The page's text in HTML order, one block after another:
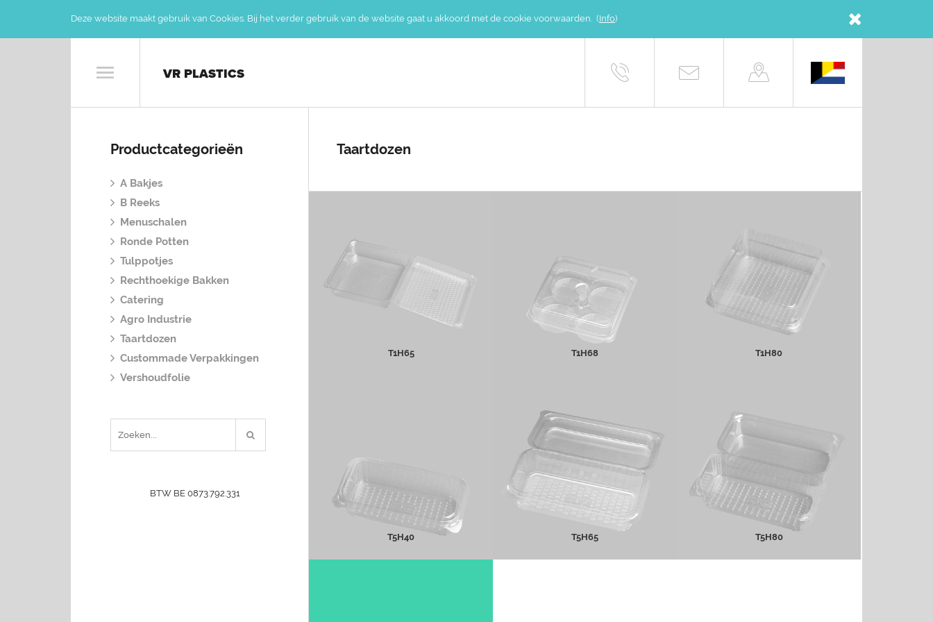
Deze website maakt gebruik van Cookies. Bij het verder gebruik van de website gaat u akkoord met de cookie voorwaarden. (Info)
VR PLASTICS
Productcategorieën
A Bakjes
B Reeks
Menuschalen
Ronde Potten
Tulppotjes
Rechthoekige Bakken
Catering
Agro Industrie
Taartdozen
Custommade Verpakkingen
Vershoudfolie
Taartdozen
T1H65
T1H65
MEER INFO
T1H68
MEER INFO
T1H80
T1H80
MEER INFO
T5H40
MEER INFO
T5H65
T5H65
MEER INFO
T5H80
T5H80
MEER INFO
BTW BE 0873.792.331